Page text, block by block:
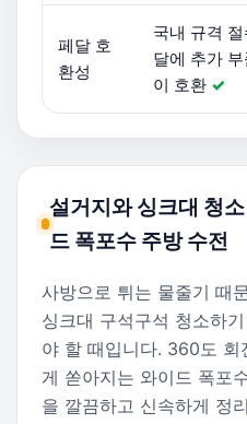
페달 호
환성
국내 규격 절
달에 추가 부
이 호환 ✓
설거지와 싱크대 청
드 폭포수 주방 수전
사방으로 튀는 물줄기 때
싱크대 구석구석 청소하
야 할 때입니다. 360도 회
게 쏟아지는 와이드 폭포
을 깔끔하고 신속하게 정